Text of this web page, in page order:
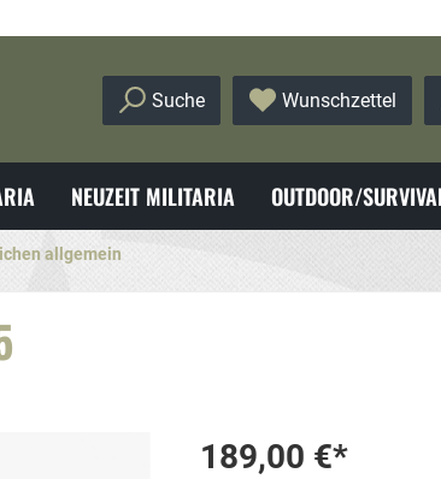
Suche Wunschzettel
NEUZEIT MILITARIA OUTDOOR/
allgemein
189,00 €*